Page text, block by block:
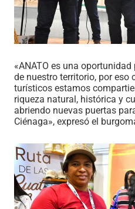
«ANATO es una
de nuestro territorio, por eso
turísticos estamos
riqueza natural, histórica y
abriendo nuevas puertas
Ciénaga», expresó el